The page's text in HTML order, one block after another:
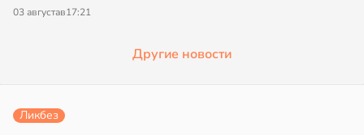
03 августав17:21
Другие новости
Ликбез